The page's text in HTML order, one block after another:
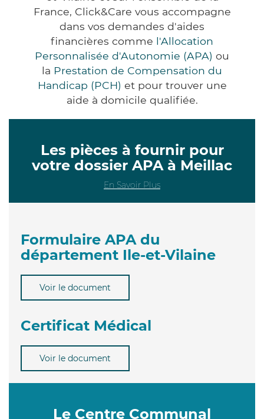
France, Click&Care vous accompagne
dans vos demandes d'aides
financières comme l'Allocation
Personnalisée d'Autonomie (APA) ou
la Prestation de Compensation du
Handicap (PCH) et pour trouver une
aide à domicile qualifiée.
Les pièces à fournir pour
votre dossier APA à Meillac
En Savoir Plus
Formulaire APA du
département Ile-et-Vilaine
Voir le document
Certificat Médical
Voir le document
Le Centre Communal